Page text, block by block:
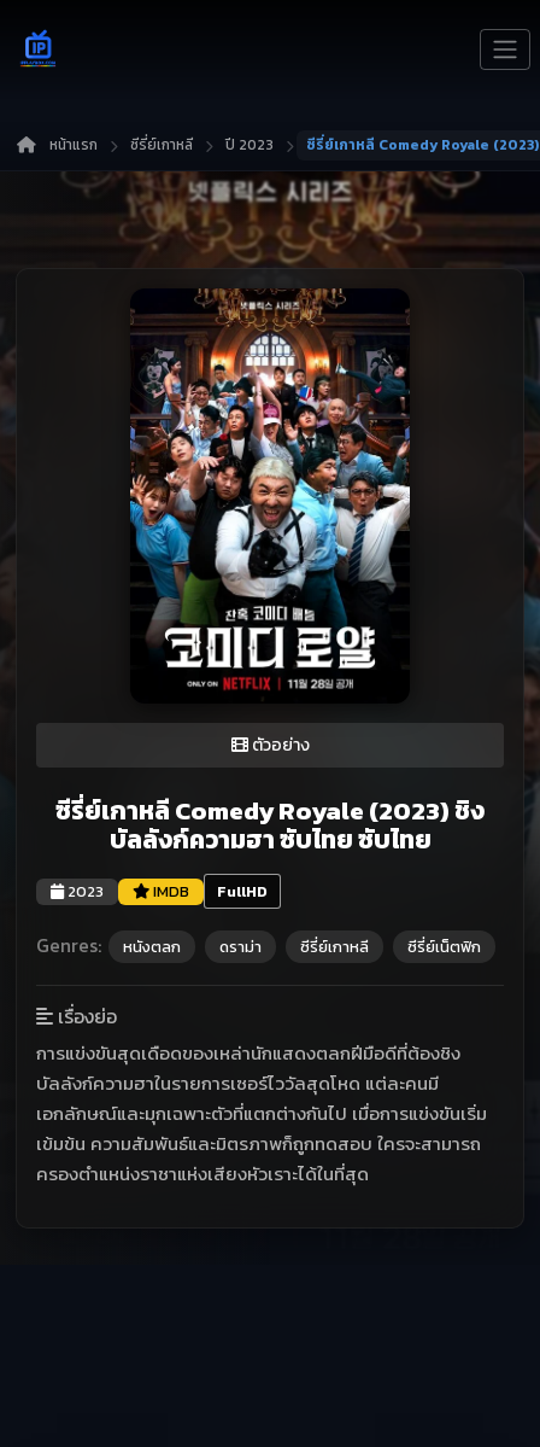
หน้าแรก ซีรี่ย์เกาหลี ปี 2023
ตัวอย่าง
ซีรี่ย์เกาหลี Comedy Royale (2023) ชิง
บัลลังก์ความฮา ซับไทย ซับไทย
2023 IMDB FullHD
Genres: หนังตลก ดราม่า ซีรี่ย์เกาหลี ซีรี่ย์เน็ตฟิก
เรื่องย่อ
การแข่งขันสุดเดือดของเหล่านักแสดงตลกฝีมือดีที่ต้องชิง
บัลลังก์ความฮาในรายการเซอร์ไววัลสุดโหด แต่ละคนมี
เอกลักษณ์และมุกเฉพาะตัวที่แตกต่างกันไป เมื่อการแข่งขันเริ่ม
เข้มข้น ความสัมพันธ์และมิตรภาพก็ถูกทดสอบ ใครจะสามารถ
ครองตำแหน่งราชาแห่งเสียงหัวเราะได้ในที่สุด